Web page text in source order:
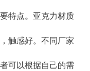
特点。亚克力材质
触感好。不同厂家
可以根据自己的需